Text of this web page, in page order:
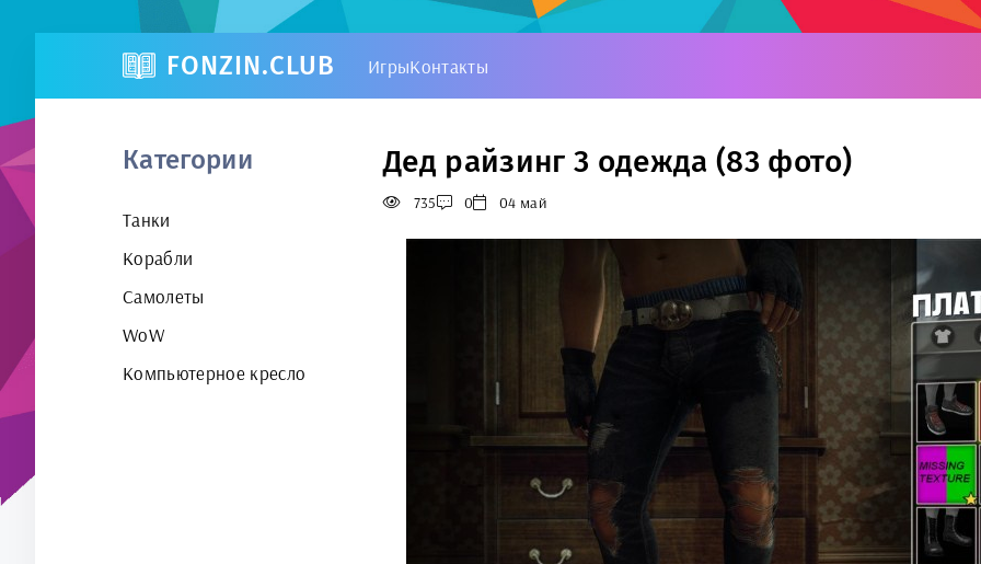
FONZIN.CLUB ИгрыКонтакты
Категории
Танки
Корабли
Самолеты
WoW
Компьютерное кресло
Дед райзинг 3 одежда (83 фото)
735 0 04 май